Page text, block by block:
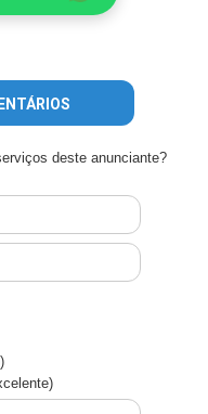
deste anunciante?